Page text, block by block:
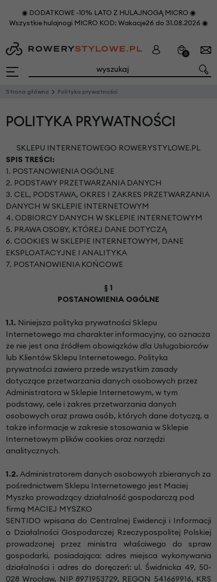
◉ DODATKOWE -10% LATO Z HULAJNOGĄ MICRO ◉
Wszystkie hulajnogi MICRO KOD: Wakacje26 do 31.08.2026 ◉
0
Strona główna Polityka prywatności
POLITYKA PRYWATNOŚCI
SKLEPU INTERNETOWEGO ROWERYSTYLOWE.PL
SPIS TREŚCI:
1. POSTANOWIENIA OGÓLNE
2. PODSTAWY PRZETWARZANIA DANYCH
3. CEL, PODSTAWA, OKRES I ZAKRES PRZETWARZANIA
DANYCH W SKLEPIE INTERNETOWYM
4. ODBIORCY DANYCH W SKLEPIE INTERNETOWYM
5. PRAWA OSOBY, KTÓREJ DANE DOTYCZĄ
6. COOKIES W SKLEPIE INTERNETOWYM, DANE
EKSPLOATACYJNE I ANALITYKA
7. POSTANOWIENIA KOŃCOWE
§ 1
POSTANOWIENIA OGÓLNE
1.1. Niniejsza polityka prywatności Sklepu
Internetowego ma charakter informacyjny, co oznacza
że nie jest ona źródłem obowiązków dla Usługobiorców
lub Klientów Sklepu Internetowego. Polityka
prywatności zawiera przede wszystkim zasady
dotyczące przetwarzania danych osobowych przez
Administratora w Sklepie Internetowym, w tym
podstawy, cele i zakres przetwarzania danych
osobowych oraz prawa osób, których dane dotyczą, a
także informacje w zakresie stosowania w Sklepie
Internetowym plików cookies oraz narzędzi
analitycznych.
1.2. Administratorem danych osobowych zbieranych za
pośrednictwem Sklepu Internetowego jest Maciej
Myszko prowadzący działalność gospodarczą pod
firmą MACIEJ MYSZKO
SENTIDO wpisana do Centralnej Ewidencji i Informacji
o Działalności Gospodarczej Rzeczypospolitej Polskiej
prowadzonej przez ministra właściwego do spraw
gospodarki, posiadająca: adres miejsca wykonywania
działalności i adres do doręczeń: ul. Świdnicka 49, 50-
028 Wrocław, NIP 8971953729, REGON 541669916, KRS